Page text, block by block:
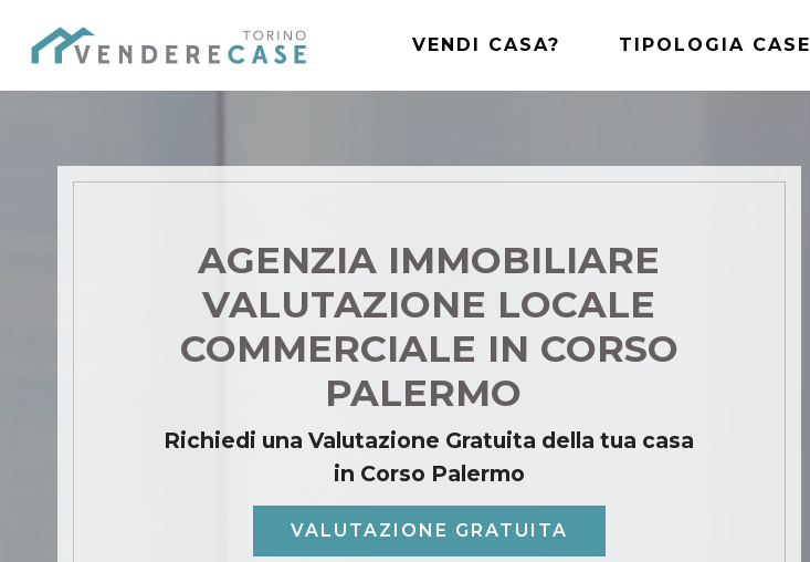
VENDI CASA? TIPOLOGIA CASE
AGENZIA IMMOBILIARE
VALUTAZIONE LOCALE
COMMERCIALE IN CORSO
PALERMO
Richiedi una Valutazione Gratuita della tua casa
in Corso Palermo
VALUTAZIONE GRATUITA